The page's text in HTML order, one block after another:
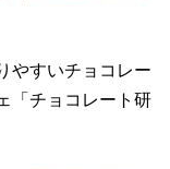
やすいチョコレー
「チョコレート研